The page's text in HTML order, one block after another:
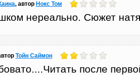
, автор Нокс Том
нереально. Сюжет
Тойн Саймон
после